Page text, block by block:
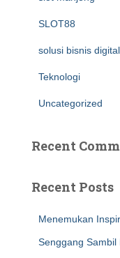
SLOT88
solusi bisnis digital
Teknologi
Uncategorized
Recent
Recent Posts
Menemukan
Senggang